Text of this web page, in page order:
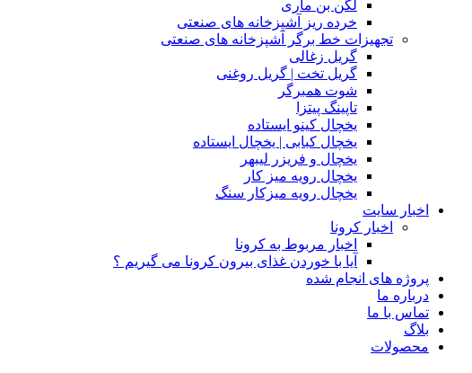
لگن بن ماری
خرده ریز آشپزخانه های صنعتی
تجهیزات خط برگر آشپزخانه های صنعتی
گریل زغالی
گریل تخت | گریل روغنی
شوت همبرگر
تاپینگ پیتزا
یخچال کینو ایستاده
یخچال کبابی | یخچال ایستاده
یخچال و فریزر لیبهر
یخچال رویه میز کار
یخچال رویه میزکار سنگ
اخبار سایت
اخبار کرونا
اخبار مربوط به کرونا
آیا با خوردن غذای بیرون کرونا می گیریم ؟
پروژه های انجام شده
درباره ما
تماس با ما
بلاگ
محصولات